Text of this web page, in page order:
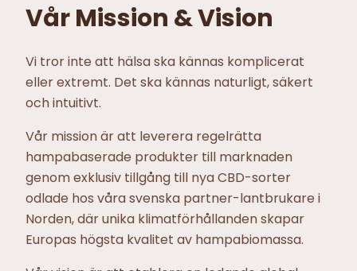
Vår Mission & Vision
Vi tror inte att hälsa ska kännas komplicerat
eller extremt. Det ska kännas naturligt, säkert
och intuitivt.
Vår mission är att leverera regelrätta
hampabaserade produkter till marknaden
genom exklusiv tillgång till nya CBD-sorter
odlade hos våra svenska partner-lantbrukare i
Norden, där unika klimatförhållanden skapar
Europas högsta kvalitet av hampabiomassa.